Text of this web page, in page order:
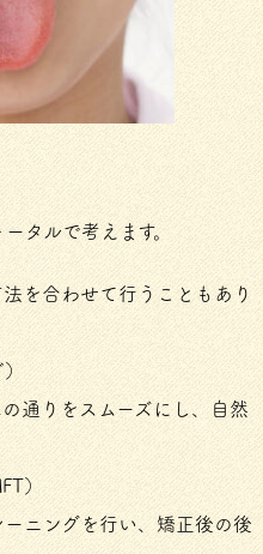
ータルで考えます。
を合わせて行うこともあり
通りをスムーズにし、自然
）
ニングを行い、矯正後の後